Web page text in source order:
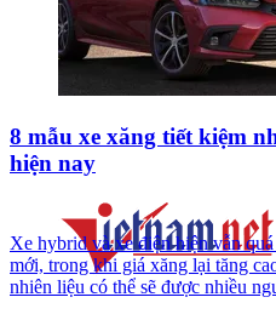
8 mẫu xe xăng tiết kiệm
hiện nay
Xe hybrid và xe điện hiện vẫn
mới, trong khi giá xăng lại tăng
nhiên liệu có thể sẽ được nhiều